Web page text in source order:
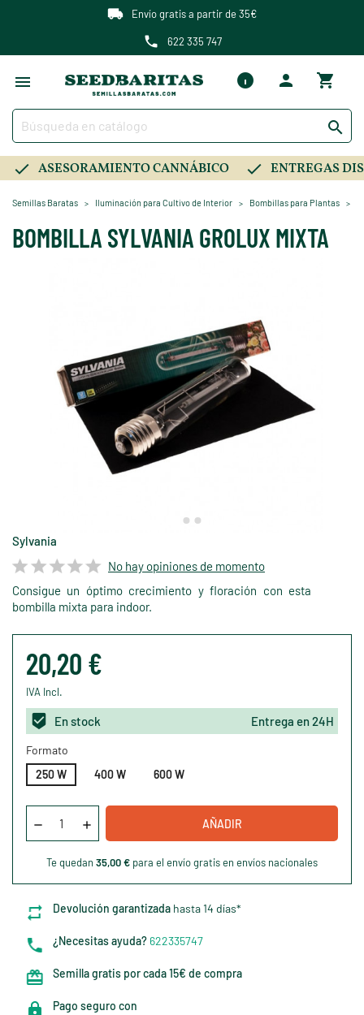
Envío gratis a partir de 35€
622 335 747

ASESORAMIENTO CANNÁBICO ENTREGAS
Semillas Baratas Iluminación para Cultivo de Interior Bombillas para Plantas
BOMBILLA SYLVANIA GROLUX MIXTA
Sylvania
No hay opiniones de momento
Consigue un óptimo crecimiento y floración con esta
bombilla mixta para indoor.
20,20 €
IVA Incl.
En stock Entrega en 24H
Formato
250 W
400 W 600 W
AÑADIR
Te quedan 35,00 € para el envío gratis en envíos nacionales
Devolución garantizada hasta 14 días*
¿Necesitas ayuda?622335747
Semilla gratis por cada 15€ de compra
Pago seguro con